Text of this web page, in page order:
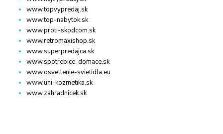
www.topvypredaj.sk
www.top-nabytok.sk
www.proti-skodcom.sk
www.retromaxishop.sk
www.superpredajca.sk
www.spotrebice-domace.sk
www.osvetlenie-svietidla.eu
www.uni-kozmetika.sk
www.zahradnicek.sk